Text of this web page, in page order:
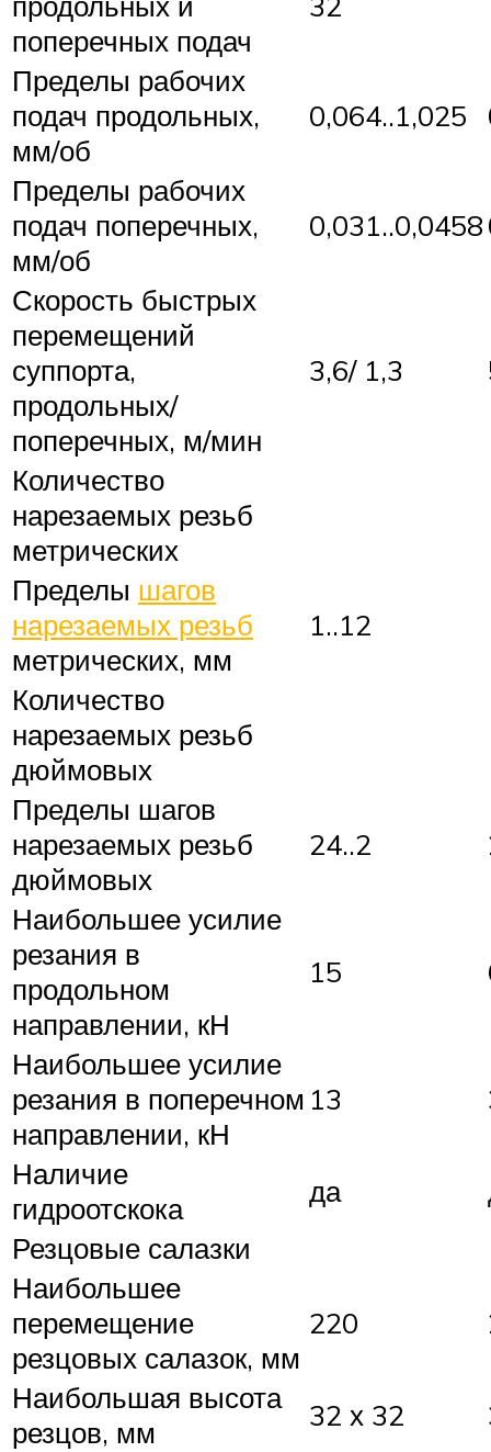
поперечных подач
Пределы рабочих
подач продольных,
мм/об
0,064..1,025
Пределы рабочих
подач поперечных,
мм/об
0,031..0,0458
Скорость быстрых
перемещений
суппорта,
продольных/
поперечных, м/мин
3,6/ 1,3
Количество
нарезаемых резьб
метрических
Пределы шагов
нарезаемых резьб
метрических, мм
1..12
Количество
нарезаемых резьб
дюймовых
Пределы шагов
нарезаемых резьб
дюймовых
24..2
Наибольшее усилие
резания в
продольном
направлении, кН
15
Наибольшее усилие
резания в поперечном
направлении, кН
13
Наличие
гидроотскока
да
Резцовые салазки
Наибольшее
перемещение
резцовых салазок, мм
220
Наибольшая высота
резцов, мм
32 х 32